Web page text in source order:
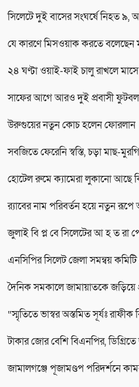
সিলেটে দুই বাসের সংঘর্ষে নিহত
যে কারণে মিসওয়াক করতে বলেছেন
২৪ ঘণ্টা ওয়াই-ফাই চালু রাখলে
সাফের আগে আরও দুই প্রবাসী
উরুগুয়ের নতুন কোচ হলেন ফোরলান
সবজিতে ফেরেনি স্বস্তি, চড়া মাছ-
হোটেল রুমে ক্যামেরা লুকানো আছে
র‌্যাবের নাম পরিবর্তন হয়ে নতুন
জুলাই বি প্ল বে সিলেটের আ হ ত রা
এনসিপির সিলেট জেলা সমন্বয়
দৈনিক সমকালে জামায়াতকে জড়িয়ে
“স্মৃতিতে ভাস্বর অস্তমিত সূর্যঃ রাফীক
টাকার জোর বেশি বিএনপির, ডিগ্রিতে
জামালগঞ্জে পূজামণ্ডপ পরিদর্শনে